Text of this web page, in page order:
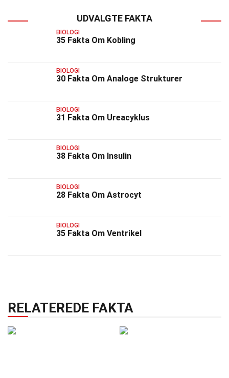
UDVALGTE FAKTA
BIOLOGI
35 Fakta Om Kobling
BIOLOGI
30 Fakta Om Analoge Strukturer
BIOLOGI
31 Fakta Om Ureacyklus
BIOLOGI
38 Fakta Om Insulin
BIOLOGI
28 Fakta Om Astrocyt
BIOLOGI
35 Fakta Om Ventrikel
RELATEREDE FAKTA